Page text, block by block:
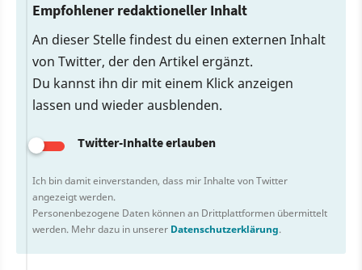
Empfohlener redaktioneller Inhalt
An dieser Stelle findest du einen externen Inhalt
von Twitter, der den Artikel ergänzt.
Du kannst ihn dir mit einem Klick anzeigen
lassen und wieder ausblenden.
Twitter-Inhalte erlauben
Ich bin damit einverstanden, dass mir Inhalte von Twitter
angezeigt werden.
Personenbezogene Daten können an Drittplattformen übermittelt
werden. Mehr dazu in unserer Datenschutzerklärung.